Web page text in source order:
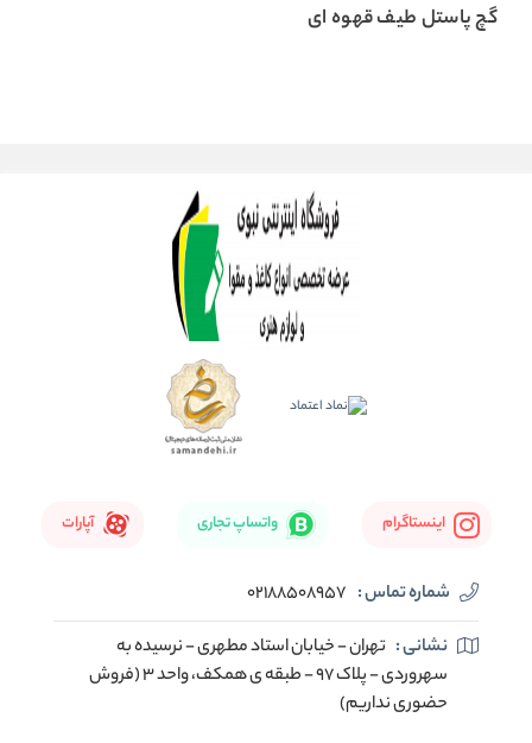
گچ پاستل طیف قهوه ای
اینستاگرام واتساپ تجاری آپارات
شماره تماس : 02188508957
نشانی : تهران - خیابان استاد مطهری - نرسیده به
سهروردی - پلاک 97 - طبقه ی همکف، واحد 3 (فروش
حضوری نداریم)